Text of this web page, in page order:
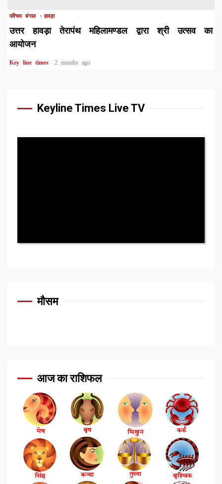
पश्चिम बंगाल हावड़ा
उत्तर हावड़ा तेरापंथ महिलामण्डल द्वारा श्री उत्सव का
आयोजन
Key line times 2 months ago
Keyline Times Live TV
मौसम
आज का राशिफल